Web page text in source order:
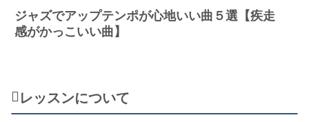
ジャズでアップテンポが心地いい曲５選【疾走
感がかっこいい曲】
レッスンについて